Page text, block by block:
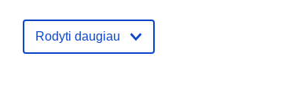
Rodyti daugiau